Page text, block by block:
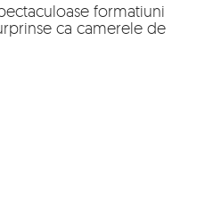
formatiuni
ca camerele de